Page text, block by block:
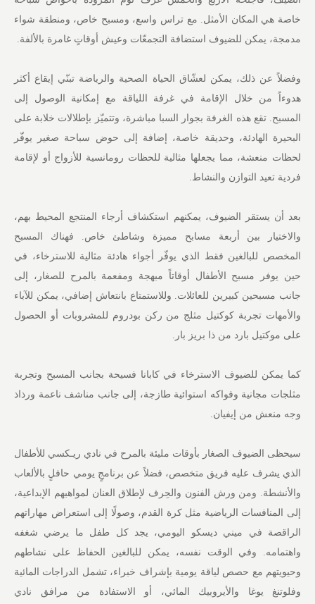
خاصة هي المكان الأمثل. مع تراس واسع، ومسبح خاص، ومنطقة شواء
مدمجة، يمكن للضيوف استضافة التجمعّات وعيش أوقاتٍ غامرة بالألفة.
وفضلاً عن ذلك، يمكن لعشّاق الحياة الصحية والرياضة تبنّي إيقاع أكثر
هدوءاً من خلال الإقامة في غرفة اللياقة مع إمكانية الوصول إلى
المسبح. تقع هذه الغرفة بجوار السبا مباشرة، وتتميّز بإطلالات خلابة على
البحيرة الهادئة، وحديقة خاصة، إضافة إلى حوض سباحة صغير يوفّر
لحظات منعشة، مما يجعلها مثالية للحظات رومانسية للأزواج أو لإقامة
فردية تعيد التوازن والنشاط.
بعد أن يستقر الضيوف، يمكنهم استكشاف أرجاء المنتجع المحيط بهم،
والاختيار بين أربعة مسابح مميزة وشاطئ خاص. فهناك المسبح
المخصص للبالغين فقط الذي يوفّر أجواء هادئة مثالية للاسترخاء، في
حين يوفر مسبح الأطفال أوقاتاً مبهجة ومفعمة بالمرح للصغار، إلى
جانب مسبحين كبيرين للعائلات. وللاستمتاع بانتعاش إضافي، يمكن للآباء
والأمهات تجربة كوكتيل مثلج من ركن بودروم للمشروبات أو الحصول
على موكتيل بارد من ذا بريز بار.
كما يمكن للضيوف الاسترخاء في كابانا فسيحة بجانب المسبح وتجربة
مثلجات مجانية وفواكه استوائية طازجة، إلى جانب مناشف ناعمة ورذاذ
وجه منعش من إيفيان.
سيحظى الضيوف الصغار بأوقات مليئة بالمرح في نادي ريـكسي للأطفال
الذي يشرف عليه فريق متخصص، فضلاً عن برنامجٍ يومي حافلٍ بالألعاب
والأنشطة. ومن ورش الفنون والحِرف لإطلاق العنان لمواهبهم الإبداعية،
إلى المنافسات الرياضية مثل كرة القدم، وصولًا إلى استعراض مهاراتهم
الراقصة في ميني ديسكو اليومي، يجد كل طفل ما يرضي شغفه
واهتمامه. وفي الوقت نفسه، يمكن للبالغين الحفاظ على نشاطهم
وحيويتهم مع حصص لياقة يومية بإشراف خبراء، تشمل الدراجات المائية
وفلوتنغ يوغا والأيروبيك المائي، أو الاستفادة من مرافق نادي